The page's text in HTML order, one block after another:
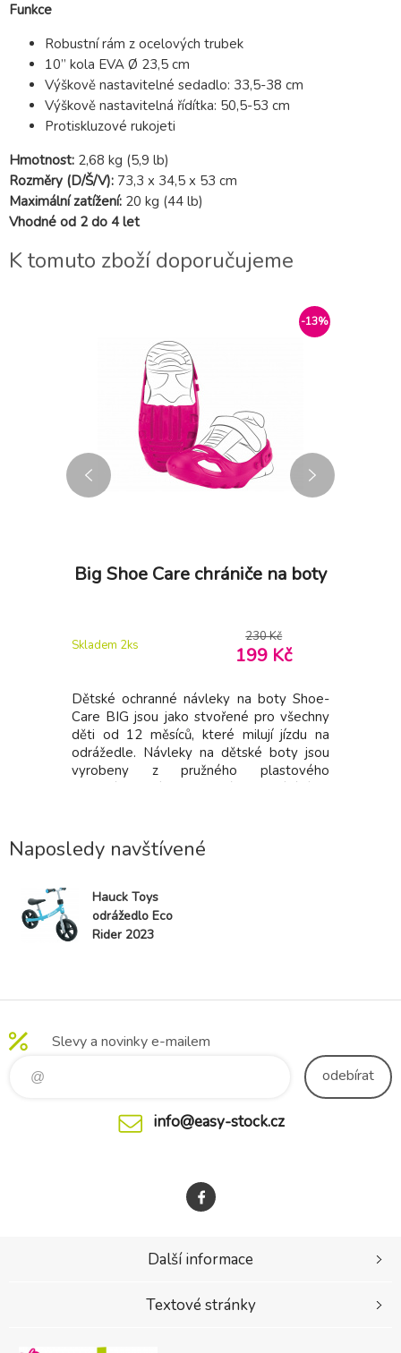
Funkce
Robustní rám z ocelových trubek
10” kola EVA Ø 23,5 cm
Výškově nastavitelné sedadlo: 33,5-38 cm
Výškově nastavitelná řídítka: 50,5-53 cm
Protiskluzové rukojeti
Hmotnost: 2,68 kg (5,9 lb)
Rozměry (D/Š/V): 73,3 x 34,5 x 53 cm
Maximální zatížení: 20 kg (44 lb)
Vhodné od 2 do 4 let
K tomuto zboží doporučujeme
-13%
Big Shoe Care chrániče na boty
Skladem 2ks
230 Kč
199 Kč
Dětské ochranné návleky na boty Shoe-
Care BIG jsou jako stvořené pro všechny
děti od 12 měsíců, které milují jízdu na
odrážedle. Návleky na dětské boty jsou
vyrobeny z pružného plastového
vašeho malého rošťáka. Děti p
Naposledy navštívené
Hauck Toys
odrážedlo Eco
Rider 2023
Slevy a novinky e-mailem
odebírat
info@easy-stock.cz
Další informace
Textové stránky